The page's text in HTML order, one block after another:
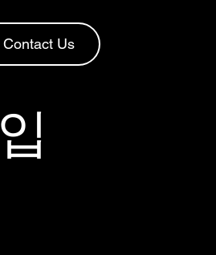
Contact Us